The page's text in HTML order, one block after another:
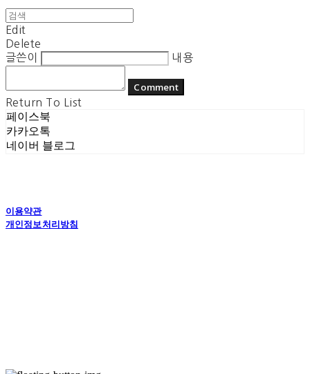
Edit
Delete
글쓴이
내용
Comment
Return To List
페이스북
카카오톡
네이버 블로그
이용약관
개인정보처리방침